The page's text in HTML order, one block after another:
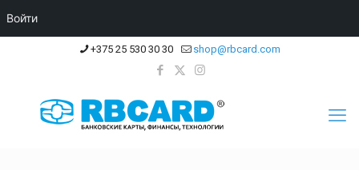
+375 25 530 30 30 shop@rbcard.com
Войти